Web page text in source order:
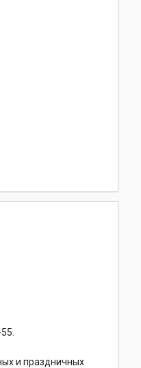
и праздничных